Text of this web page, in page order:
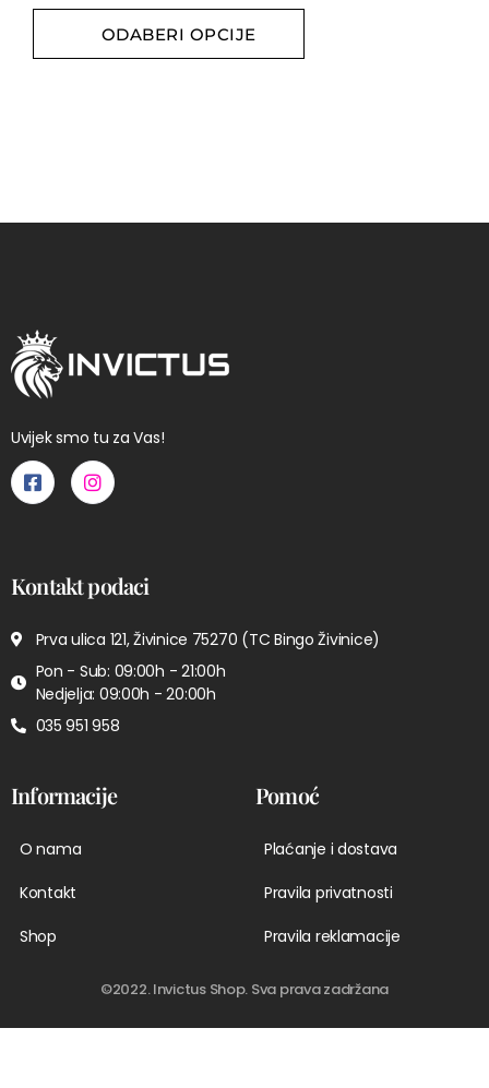
ODABERI OPCIJE
Uvijek smo tu za Vas!
Kontakt podaci
Prva ulica 121, Živinice 75270 (TC Bingo Živinice)
Pon - Sub: 09:00h - 21:00h
Nedjelja: 09:00h - 20:00h
035 951 958
Informacije
O nama
Kontakt
Shop
Pomoć
Plaćanje i dostava
Pravila privatnosti
Pravila reklamacije
©2022. Invictus Shop. Sva prava zadržana